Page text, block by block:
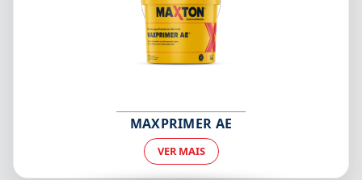
MAXPRIMER AE
VER MAIS